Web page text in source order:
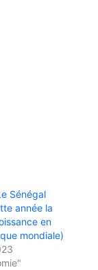
Sénégal
année la
en
mondiale)